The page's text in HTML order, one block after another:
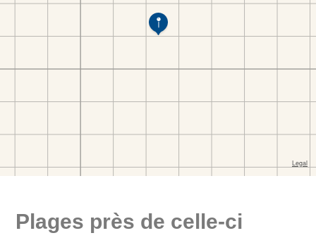
Plages près de celle-ci